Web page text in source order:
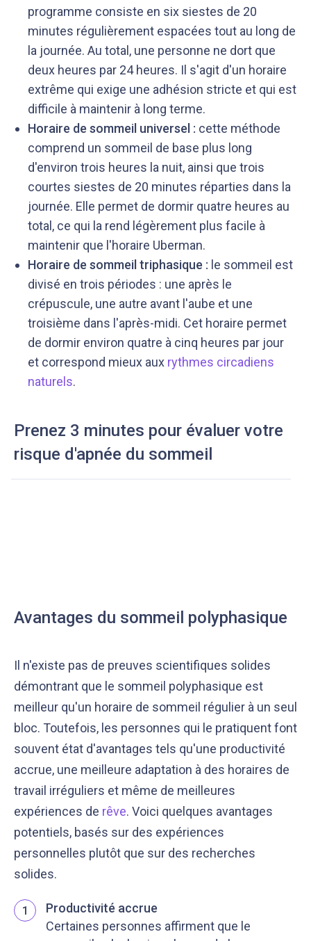
programme consiste en six siestes de 20
minutes régulièrement espacées tout au long de
la journée. Au total, une personne ne dort que
deux heures par 24 heures. Il s'agit d'un horaire
extrême qui exige une adhésion stricte et qui est
difficile à maintenir à long terme.
Horaire de sommeil universel : cette méthode
comprend un sommeil de base plus long
d'environ trois heures la nuit, ainsi que trois
courtes siestes de 20 minutes réparties dans la
journée. Elle permet de dormir quatre heures au
total, ce qui la rend légèrement plus facile à
maintenir que l'horaire Uberman.
Horaire de sommeil triphasique : le sommeil est
divisé en trois périodes : une après le
crépuscule, une autre avant l'aube et une
troisième dans l'après-midi. Cet horaire permet
de dormir environ quatre à cinq heures par jour
et correspond mieux aux rythmes circadiens
naturels.
Prenez 3 minutes pour évaluer votre
risque d'apnée du sommeil
Avantages du sommeil polyphasique
Il n'existe pas de preuves scientifiques solides
démontrant que le sommeil polyphasique est
meilleur qu'un horaire de sommeil régulier à un seul
bloc. Toutefois, les personnes qui le pratiquent font
souvent état d'avantages tels qu'une productivité
accrue, une meilleure adaptation à des horaires de
travail irréguliers et même de meilleures
expériences de rêve. Voici quelques avantages
potentiels, basés sur des expériences
personnelles plutôt que sur des recherches
solides.
1
Productivité accrue
Certaines personnes affirment que le